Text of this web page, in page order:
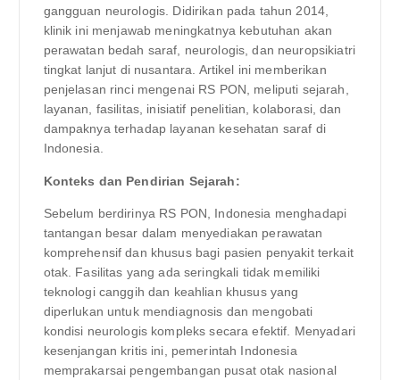
gangguan neurologis. Didirikan pada tahun 2014,
klinik ini menjawab meningkatnya kebutuhan akan
perawatan bedah saraf, neurologis, dan neuropsikiatri
tingkat lanjut di nusantara. Artikel ini memberikan
penjelasan rinci mengenai RS PON, meliputi sejarah,
layanan, fasilitas, inisiatif penelitian, kolaborasi, dan
dampaknya terhadap layanan kesehatan saraf di
Indonesia.
Konteks dan Pendirian Sejarah:
Sebelum berdirinya RS PON, Indonesia menghadapi
tantangan besar dalam menyediakan perawatan
komprehensif dan khusus bagi pasien penyakit terkait
otak. Fasilitas yang ada seringkali tidak memiliki
teknologi canggih dan keahlian khusus yang
diperlukan untuk mendiagnosis dan mengobati
kondisi neurologis kompleks secara efektif. Menyadari
kesenjangan kritis ini, pemerintah Indonesia
memprakarsai pengembangan pusat otak nasional